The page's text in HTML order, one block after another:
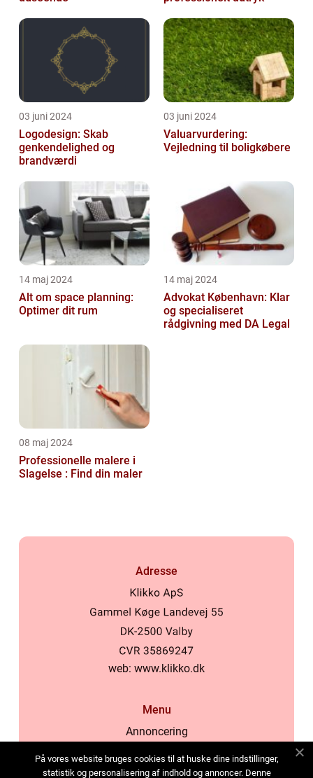
03 juni 2024
Logodesign: Skab
genkendelighed og
brandværdi
03 juni 2024
Valuarvurdering:
Vejledning til boligkøbere
14 maj 2024
Alt om space planning:
Optimer dit rum
14 maj 2024
Advokat København: Klar
og specialiseret
rådgivning med DA Legal
08 maj 2024
Professionelle malere i
Slagelse : Find din maler
Adresse
web: www.klikko.dk
Menu
Annoncering
Cookies
På vores website bruges cookies til at huske dine indstillinger,
statistik og personalisering af indhold og annoncer. Denne